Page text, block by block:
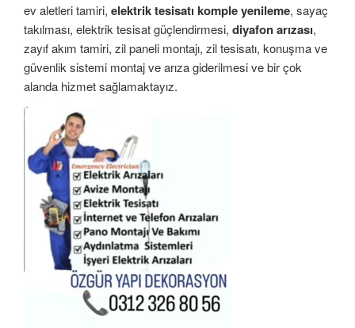
ev aletleri tamiri, elektrik tesisatı komple yenileme, sayaç
takılması, elektrik tesisat güçlendirmesi, diyafon arızası,
zayıf akım tamiri, zil paneli montajı, zil tesisatı, konuşma ve
güvenlik sistemi montaj ve arıza giderilmesi ve bir çok
alanda hizmet sağlamaktayız.